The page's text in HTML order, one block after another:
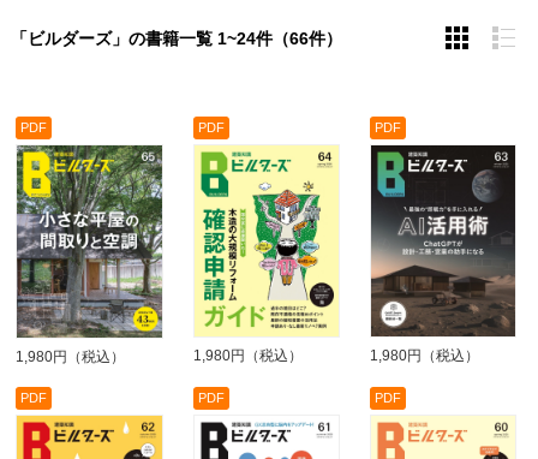
「ビルダーズ」の書籍一覧 1~24件（66件）
PDF
1,980円（税込）
PDF
1,980円（税込）
PDF
1,980円（税込）
PDF PDF PDF